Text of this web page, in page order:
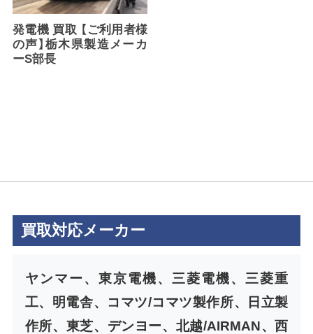
発電機 買取 【ご利用者様
の声】栃木県製造メーカ
ーS部長
買取対応メーカー
ヤンマー、東京電機、三菱電機、三菱重
工、明電舎、コマツ/コマツ製作所、日立製
作所、東芝、デンヨー、北越/AIRMAN、西